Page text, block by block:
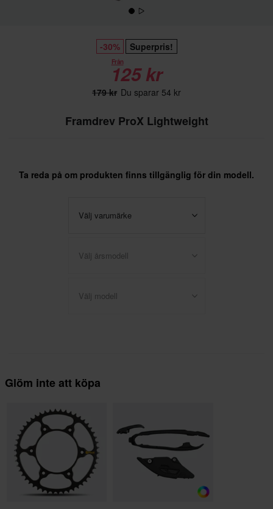
-30% Superpris!
Från
125 kr
179 kr Du sparar 54 kr
Framdrev ProX Lightweight
Ta reda på om produkten finns tillgänglig för din modell.
Välj varumärke
Välj årsmodell
Välj modell
Glöm inte att köpa